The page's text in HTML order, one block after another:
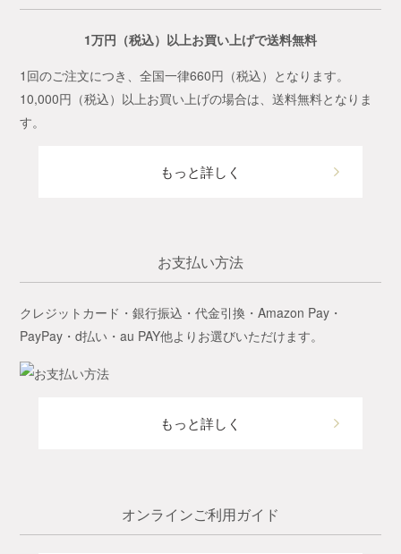
1万円（税込）以上お買い上げで送料無料
1回のご注文につき、全国一律660円（税込）となります。
10,000円（税込）以上お買い上げの場合は、送料無料となりま
す。
もっと詳しく
お支払い方法
クレジットカード・銀行振込・代金引換・Amazon Pay・
PayPay・d払い・au PAY他よりお選びいただけます。
もっと詳しく
オンラインご利用ガイド